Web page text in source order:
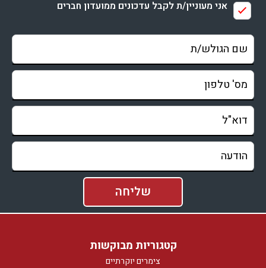
אני מעוניין/ת לקבל עדכונים ממועדון חברים
קטגוריות מבוקשות
צימרים יוקרתיים